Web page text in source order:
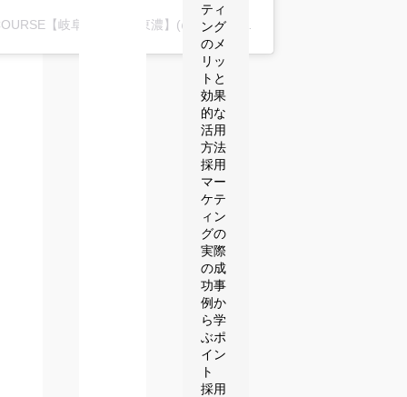
ティ
ング
のメ
リッ
トと
効果
的な
活用
方法
採用
マー
ケテ
ィン
グの
実際
の成
功事
例か
ら学
ぶポ
イン
ト
採用